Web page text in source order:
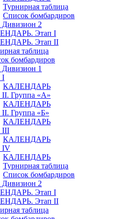
Турнирная таблица
Список бомбардиров
2
Этап I
Этап II
таблица
бомбардиров
1
I
КАЛЕНДАРЬ
II. Группа «А»
КАЛЕНДАРЬ
II. Группа «Б»
КАЛЕНДАРЬ
III
КАЛЕНДАРЬ
IV
КАЛЕНДАРЬ
Турнирная таблица
Список бомбардиров
2
Этап I
Этап II
таблица